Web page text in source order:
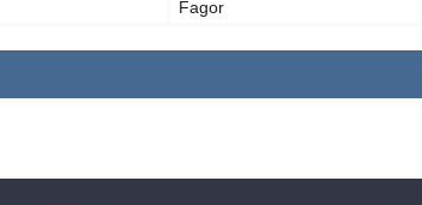
Fagor